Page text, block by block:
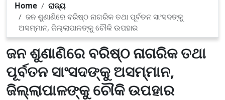
Home
ରାଜ୍ୟ
ଜନ ଶୁଣାଣିରେ ବରିଷ୍ଠ ନାଗରିକ ତଥା ପୂର୍ବତନ ସାଂସଦଙ୍କୁ
ଅସମ୍ମାନ, ଜିଲ୍ଲାପାଳଙ୍କୁ ଚୌକି ଉପହାର
ଜନ ଶୁଣାଣିରେ ବରିଷ୍ଠ ନାଗରିକ ତଥା
ପୂର୍ବତନ ସାଂସଦଙ୍କୁ ଅସମ୍ମାନ,
ଜିଲ୍ଲାପାଳଙ୍କୁ ଚୌକି ଉପହାର